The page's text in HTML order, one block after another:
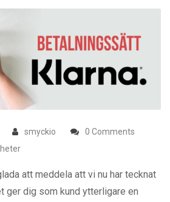
smyckio
0 Comments
att meddela att vi nu har tecknat
ger dig som kund ytterligare en